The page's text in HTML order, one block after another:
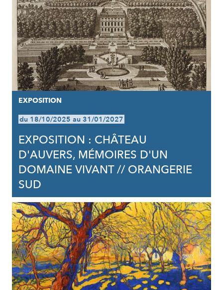
EXPOSITION
du 18/10/2025 au 31/01/2027
EXPOSITION : CHÂTEAU
D'AUVERS, MÉMOIRES D'UN
DOMAINE VIVANT // ORANGERIE
SUD